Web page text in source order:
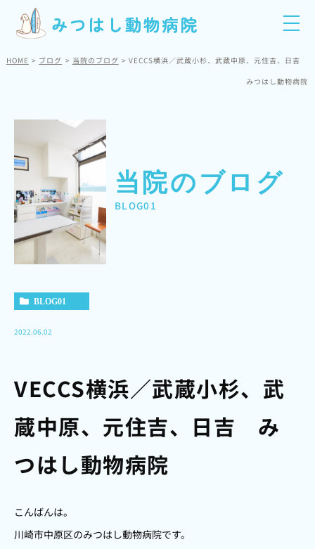
HOME ブログ 当院のブログ
VECCS横浜／武蔵小杉、武蔵中原、元住吉、日吉
みつはし動物病院
当院のブログ
BLOG01
BLOG01
2022.06.02
VECCS横浜／武蔵小杉、武
蔵中原、元住吉、日吉 み
つはし動物病院
こんばんは。
川崎市中原区のみつはし動物病院です。